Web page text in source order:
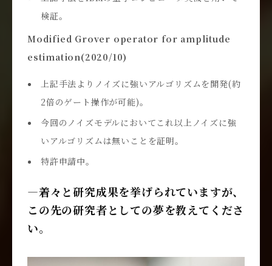
検証。
Modified Grover operator for amplitude
estimation(2020/10)
上記手法よりノイズに強いアルゴリズムを開発(約
2倍のゲート操作が可能)。
今回のノイズモデルにおいてこれ以上ノイズに強
いアルゴリズムは無いことを証明。
特許申請中。
―着々と研究成果を挙げられていますが、
この先の研究者としての夢を教えてくださ
い。